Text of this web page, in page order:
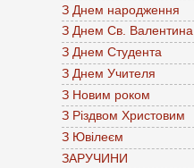
З Днем народження
З Днем Св. Валентина
З Днем Студента
З Днем Учителя
З Новим роком
З Різдвом Христовим
З Ювілеєм
ЗАРУЧИНИ